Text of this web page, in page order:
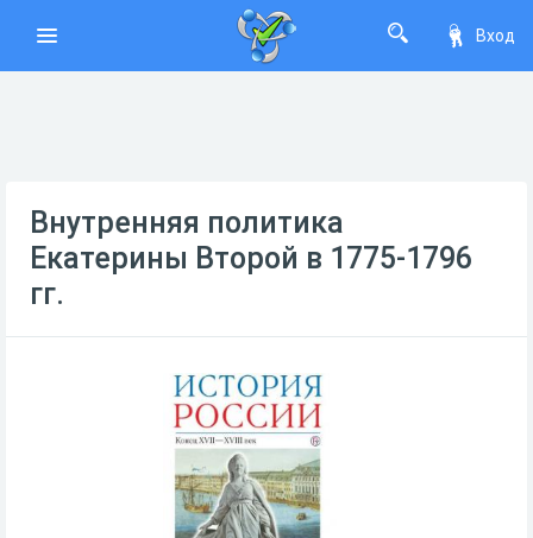
Вход
Внутренняя политика
Екатерины Второй в 1775-1796
гг.